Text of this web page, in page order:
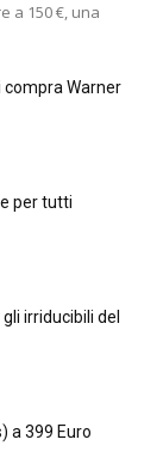
a 150 €, una
compra Warner
per tutti
irriducibili del
a 399 Euro